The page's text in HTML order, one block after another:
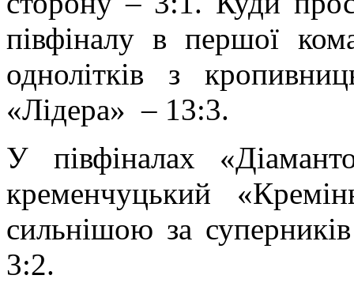
півфіналу в першої
однолітків з
«Лідера» – 13:3.
У півфіналах
кременчуцький
сильнішою за
3:2.